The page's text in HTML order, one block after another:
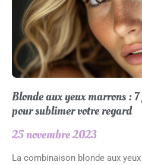
Blonde aux yeux marrons :
pour sublimer votre regard
25 novembre 2023
La combinaison blonde aux